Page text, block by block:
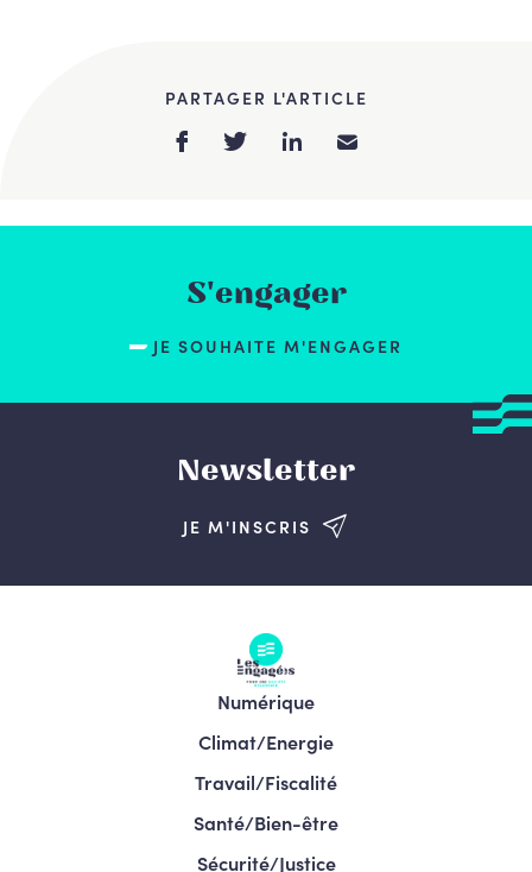
PARTAGER L'ARTICLE
S'engager
JE SOUHAITE M'ENGAGER
Newsletter
JE M'INSCRIS
Numérique
Climat/Energie
Travail/Fiscalité
Santé/Bien-être
Sécurité/Justice